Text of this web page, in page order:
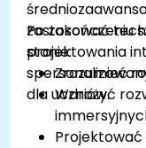
zastosować
projektowania
dla uczniów.
Po zakończeniu
stanie:
Zrozumieć
Wdrożyć